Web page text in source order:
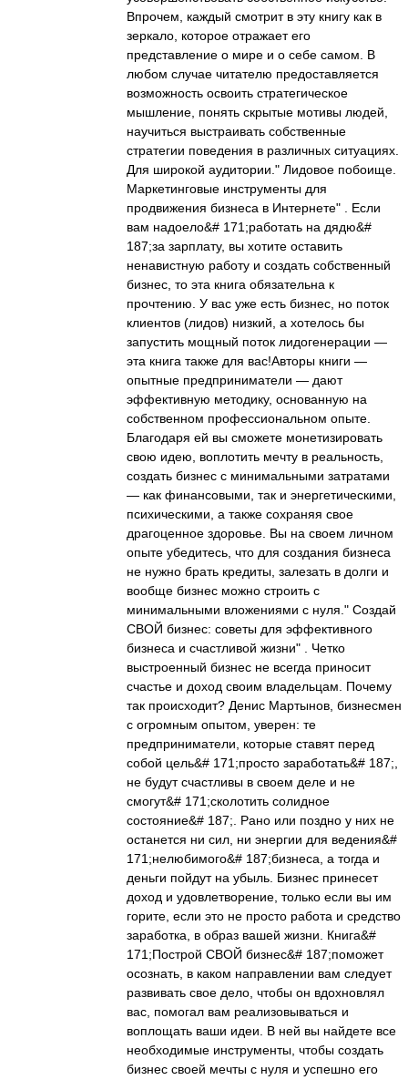
Впрочем, каждый смотрит в эту книгу как в
зеркало, которое отражает его
представление о мире и о себе самом. В
любом случае читателю предоставляется
возможность освоить стратегическое
мышление, понять скрытые мотивы людей,
научиться выстраивать собственные
стратегии поведения в различных ситуациях.
Для широкой аудитории." Лидовое побоище.
Маркетинговые инструменты для
продвижения бизнеса в Интернете" . Если
вам надоело&# 171;работать на дядю&#
187;за зарплату, вы хотите оставить
ненавистную работу и создать собственный
бизнес, то эта книга обязательна к
прочтению. У вас уже есть бизнес, но поток
клиентов (лидов) низкий, а хотелось бы
запустить мощный поток лидогенерации —
эта книга также для вас!Авторы книги —
опытные предприниматели — дают
эффективную методику, основанную на
собственном профессиональном опыте.
Благодаря ей вы сможете монетизировать
свою идею, воплотить мечту в реальность,
создать бизнес с минимальными затратами
— как финансовыми, так и энергетическими,
психическими, а также сохраняя свое
драгоценное здоровье. Вы на своем личном
опыте убедитесь, что для создания бизнеса
не нужно брать кредиты, залезать в долги и
вообще бизнес можно строить с
минимальными вложениями с нуля." Создай
СВОЙ бизнес: советы для эффективного
бизнеса и счастливой жизни" . Четко
выстроенный бизнес не всегда приносит
счастье и доход своим владельцам. Почему
так происходит? Денис Мартынов, бизнесмен
с огромным опытом, уверен: те
предприниматели, которые ставят перед
собой цель&# 171;просто заработать&# 187;,
не будут счастливы в своем деле и не
смогут&# 171;сколотить солидное
состояние&# 187;. Рано или поздно у них не
останется ни сил, ни энергии для ведения&#
171;нелюбимого&# 187;бизнеса, а тогда и
деньги пойдут на убыль. Бизнес принесет
доход и удовлетворение, только если вы им
горите, если это не просто работа и средство
заработка, в образ вашей жизни. Книга&#
171;Построй СВОЙ бизнес&# 187;поможет
осознать, в каком направлении вам следует
развивать свое дело, чтобы он вдохновлял
вас, помогал вам реализовываться и
воплощать ваши идеи. В ней вы найдете все
необходимые инструменты, чтобы создать
бизнес своей мечты с нуля и успешно его